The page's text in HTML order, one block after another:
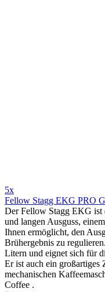
5x
Fellow Stagg EKG PRO
Der Fellow Stagg EKG ist
und langen Ausguss,
Ihnen ermöglicht, den
Brühergebnis zu
Litern und eignet sich für
Er ist auch ein großartiges
mechanischen
Coffee .